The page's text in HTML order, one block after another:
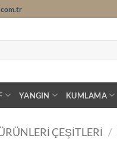
YANGIN KUMLAMA
ÇEŞITLERI /